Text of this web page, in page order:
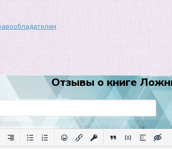
Отзывы о книге